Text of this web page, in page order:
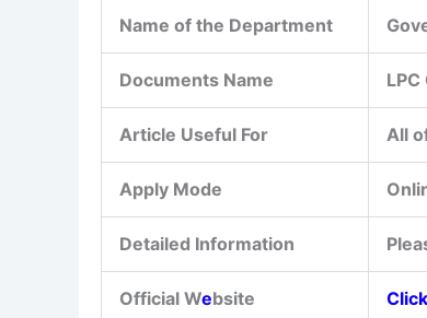
Name of the Department
Documents Name
Article Useful For All
Apply Mode
Detailed Information
Official Website